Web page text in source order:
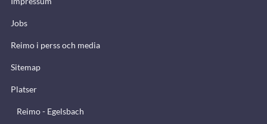
Jobs
Reimo i perss och media
Sitemap
Platser
Reimo - Egelsbach